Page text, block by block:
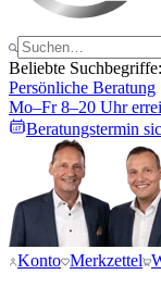
Beliebte Suchbegriffe:
Persönliche Beratung
Mo–Fr 8–20 Uhr
Beratungstermin
Konto Merkzettel